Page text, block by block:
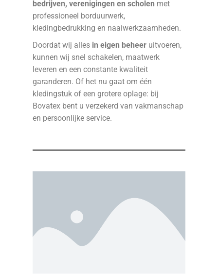
bedrijven, verenigingen en scholen met
professioneel borduurwerk,
kledingbedrukking en naaiwerkzaamheden.
Doordat wij alles in eigen beheeruitvoeren,
kunnen wij snel schakelen, maatwerk
leveren en een constante kwaliteit
garanderen. Of het nu gaat om één
kledingstuk of een grotere oplage: bij
Bovatex bent u verzekerd van vakmanschap
en persoonlijke service.